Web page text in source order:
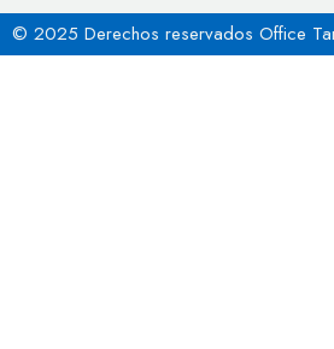
© 2025 Derechos reservados Office